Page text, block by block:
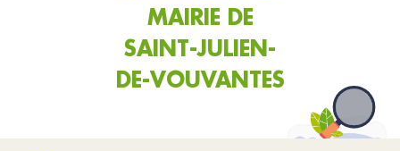
MAIRIE DE
SAINT-JULIEN-
DE-VOUVANTES